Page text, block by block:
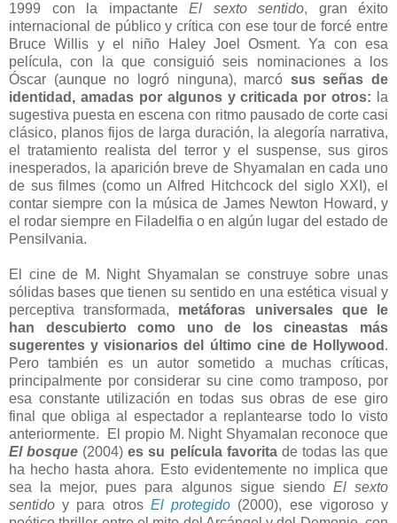
1999 con la impactante El sexto sentido, gran éxito
internacional de público y crítica con ese tour de forcé entre
Bruce Willis y el niño Haley Joel Osment. Ya con esa
película, con la que consiguió seis nominaciones a los
Óscar (aunque no logró ninguna), marcó sus señas de
identidad, amadas por algunos y criticada por otros: la
sugestiva puesta en escena con ritmo pausado de corte casi
clásico, planos fijos de larga duración, la alegoría narrativa,
el tratamiento realista del terror y el suspense, sus giros
inesperados, la aparición breve de Shyamalan en cada uno
de sus filmes (como un Alfred Hitchcock del siglo XXI), el
contar siempre con la música de James Newton Howard, y
el rodar siempre en Filadelfia o en algún lugar del estado de
Pensilvania.
El cine de M. Night Shyamalan se construye sobre unas
sólidas bases que tienen su sentido en una estética visual y
perceptiva transformada, metáforas universales que le
han descubierto como uno de los cineastas más
sugerentes y visionarios del último cine de Hollywood .
Pero también es un autor sometido a muchas críticas,
principalmente por considerar su cine como tramposo, por
esa constante utilización en todas sus obras de ese giro
final que obliga al espectador a replantearse todo lo visto
anteriormente. El propio M. Night Shyamalan reconoce que
El bosque (2004)es su película favorita de todas las que
ha hecho hasta ahora. Esto evidentemente no implica que
sea la mejor, pues para algunos sigue siendo El sexto
sentido y para otros El protegido (2000), ese vigoroso y